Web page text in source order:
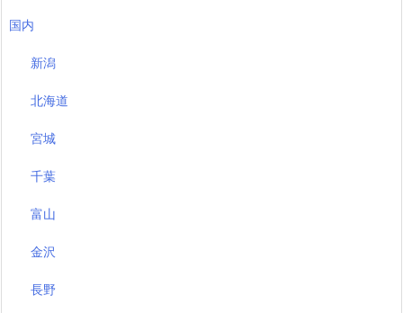
国内
新潟
北海道
宮城
千葉
富山
金沢
長野